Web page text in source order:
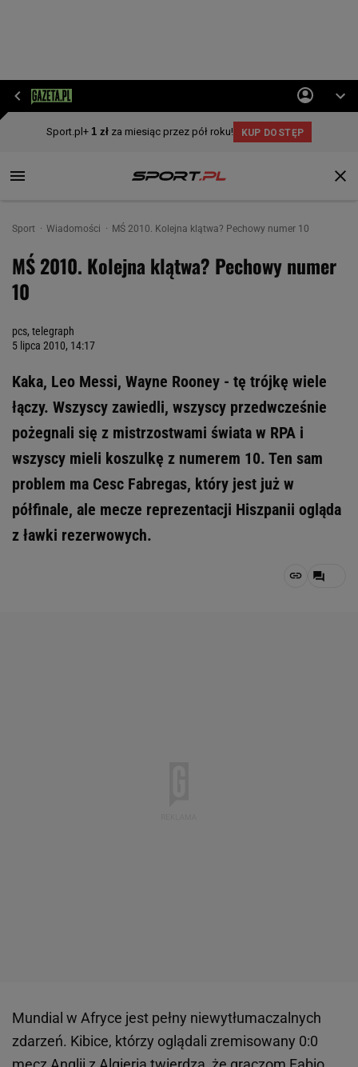
Sport Wiadomości MŚ 2010. Kolejna klątwa? Pechowy numer 10
MŚ 2010. Kolejna klątwa? Pechowy numer
10
pcs, telegraph
5 lipca 2010, 14:17
Kaka, Leo Messi, Wayne Rooney - tę trójkę wiele
łączy. Wszyscy zawiedli, wszyscy przedwcześnie
pożegnali się z mistrzostwami świata w RPA i
wszyscy mieli koszulkę z numerem 10. Ten sam
problem ma Cesc Fabregas, który jest już w
półfinale, ale mecze reprezentacji Hiszpanii ogląda
z ławki rezerwowych.
Mundial w Afryce jest pełny niewytłumaczalnych
zdarzeń. Kibice, którzy oglądali zremisowany 0:0